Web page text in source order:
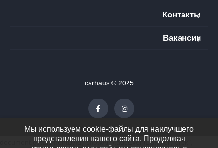
Контакты
Вакансии
carhaus © 2025
Мы используем cookie-файлы для наилучшего
представления нашего сайта. Продолжая
document.getElementById("showAll").addEventListener("click",